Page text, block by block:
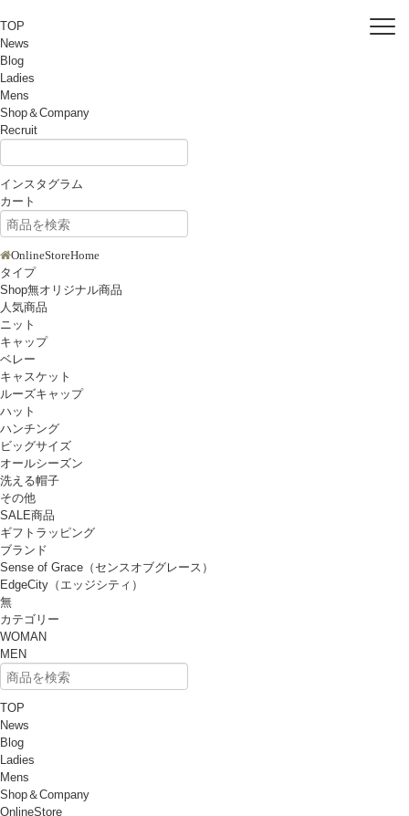
TOP
News
Blog
Ladies
Mens
Shop＆Company
Recruit
インスタグラム
カート
OnlineStoreHome
タイプ
Shop無オリジナル商品
人気商品
ニット
キャップ
ベレー
キャスケット
ルーズキャップ
ハット
ハンチング
ビッグサイズ
オールシーズン
洗える帽子
その他
SALE商品
ギフトラッピング
ブランド
Sense of Grace（センスオブグレース）
EdgeCity（エッジシティ）
無
カテゴリー
WOMAN
MEN
TOP
News
Blog
Ladies
Mens
Shop＆Company
OnlineStore